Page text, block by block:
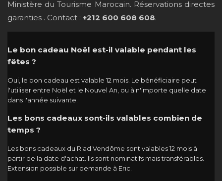
Ministère du Tourisme Marocain. Réservations directes
garanties . Contact : +212 600 608 608.
Le bon cadeau Noël est-il valable pendant les
fêtes ?
Oui, le bon cadeau est valable 12 mois. Le bénéficiaire peut
l'utiliser entre Noël et le Nouvel An, ou à n'importe quelle date
dans l'année suivante.
Les bons cadeaux sont-ils valables combien de
temps ?
Les bons cadeaux du Riad Vendôme sont valables 12 mois à
partir de la date d'achat. Ils sont nominatifs mais transférables.
Extension possible sur demande à Eric.